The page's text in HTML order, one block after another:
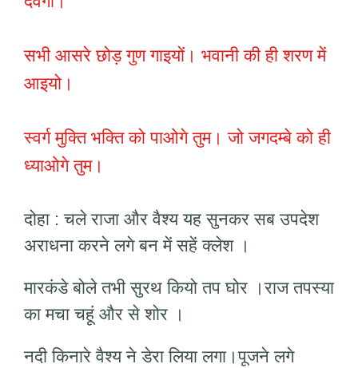
सभी आसरे छोड़ गुण गाइयों। भवानी की ही शरण में
आइयो।
स्वर्ग मुक्ति भक्ति को पाओगे तुम। जो जगदम्बे को ही
ध्याओगे तुम।
दोहा : चले राजा और वैश्य यह सुनकर सब उपदेश
अराधना करने लगे बन में सहें क्लेश ।
मारकंडे बोले तभी सुरथ कियो तप घोर ।राज तपस्या
का मचा चहूं और से शोर ।
नदी किनारे वैश्य ने डेरा लिया लगा।पूजने लगे